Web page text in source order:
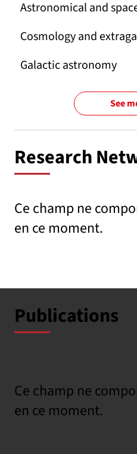
Astronomical and
Cosmology and
Galactic astronomy
See
Research
Ce champ ne
en ce moment.
Publications
Ce champ ne
en ce moment.